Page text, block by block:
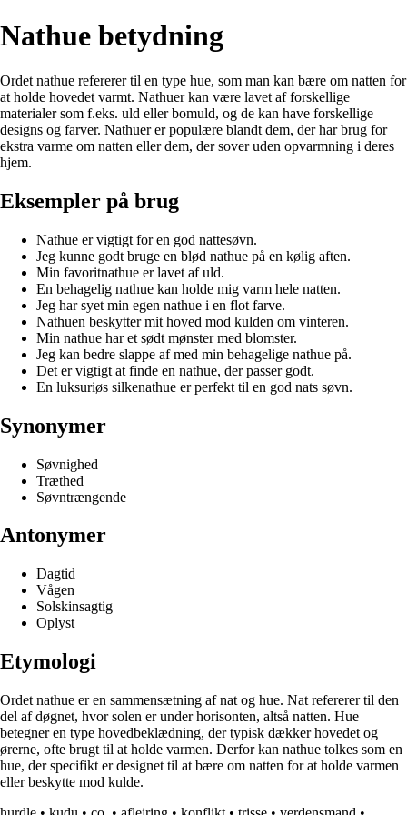
Nathue betydning
Ordet nathue refererer til en type hue, som man kan bære om natten for
at holde hovedet varmt. Nathuer kan være lavet af forskellige
materialer som f.eks. uld eller bomuld, og de kan have forskellige
designs og farver. Nathuer er populære blandt dem, der har brug for
ekstra varme om natten eller dem, der sover uden opvarmning i deres
hjem.
Eksempler på brug
Nathue er vigtigt for en god nattesøvn.
Jeg kunne godt bruge en blød nathue på en kølig aften.
Min favoritnathue er lavet af uld.
En behagelig nathue kan holde mig varm hele natten.
Jeg har syet min egen nathue i en flot farve.
Nathuen beskytter mit hoved mod kulden om vinteren.
Min nathue har et sødt mønster med blomster.
Jeg kan bedre slappe af med min behagelige nathue på.
Det er vigtigt at finde en nathue, der passer godt.
En luksuriøs silkenathue er perfekt til en god nats søvn.
Synonymer
Søvnighed
Træthed
Søvntrængende
Antonymer
Dagtid
Vågen
Solskinsagtig
Oplyst
Etymologi
Ordet nathue er en sammensætning af nat og hue. Nat refererer til den
del af døgnet, hvor solen er under horisonten, altså natten. Hue
betegner en type hovedbeklædning, der typisk dækker hovedet og
ørerne, ofte brugt til at holde varmen. Derfor kan nathue tolkes som en
hue, der specifikt er designet til at bære om natten for at holde varmen
eller beskytte mod kulde.